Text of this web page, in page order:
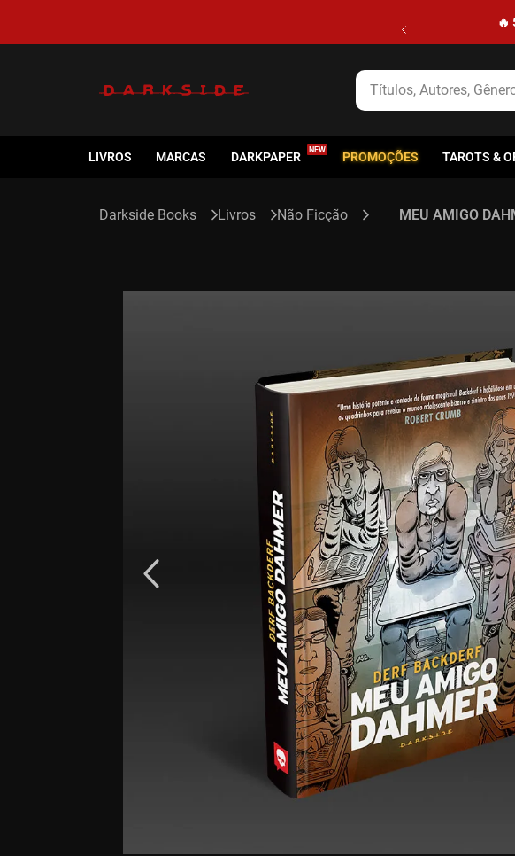
🔥
Títulos, Autores, Gêneros
LIVROS MARCAS DARKPAPER PROMOÇÕES TAROTS &
Livros Não Ficção MEU AMIGO